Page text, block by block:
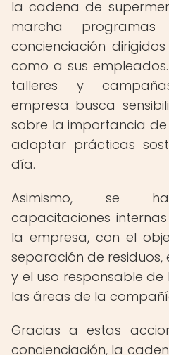
la cadena de
marcha
concienciación
como a sus
talleres y
empresa busca
sobre la importancia de
adoptar prácticas
día.
Asimismo, se
capacitaciones
la empresa, con el
separación de
y el uso responsable
las áreas de la
Gracias a estas
concienciación, la